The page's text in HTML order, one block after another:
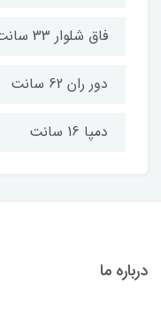
فاق شلوار 33 سانت
دور ران 62 سانت
دمپا 16 سانت
درباره ما